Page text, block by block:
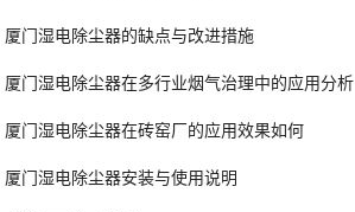
厦门湿电除尘器的缺点与改进措施
厦门湿电除尘器在多行业烟气治理中的应用分析
厦门湿电除尘器在砖窑厂的应用效果如何
厦门湿电除尘器安装与使用说明